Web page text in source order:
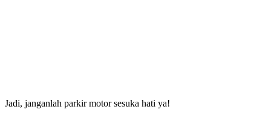
Jadi, janganlah parkir motor sesuka hati ya!